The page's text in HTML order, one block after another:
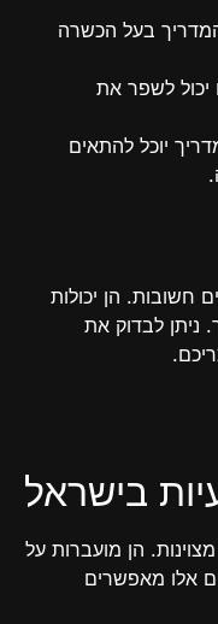
בעל הכשרה
יכול לשפר את
יוכל להתאים
חשובות. הן יכולות
ניתן לבדוק את
בישראל
מצוינות. הן מועברות על
אלו מאפשרים